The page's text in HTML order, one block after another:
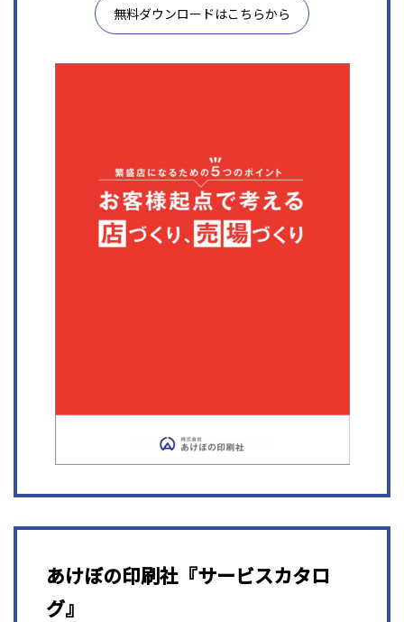
無料ダウンロードはこちらから
あけぼの印刷社『サービスカタロ
グ』